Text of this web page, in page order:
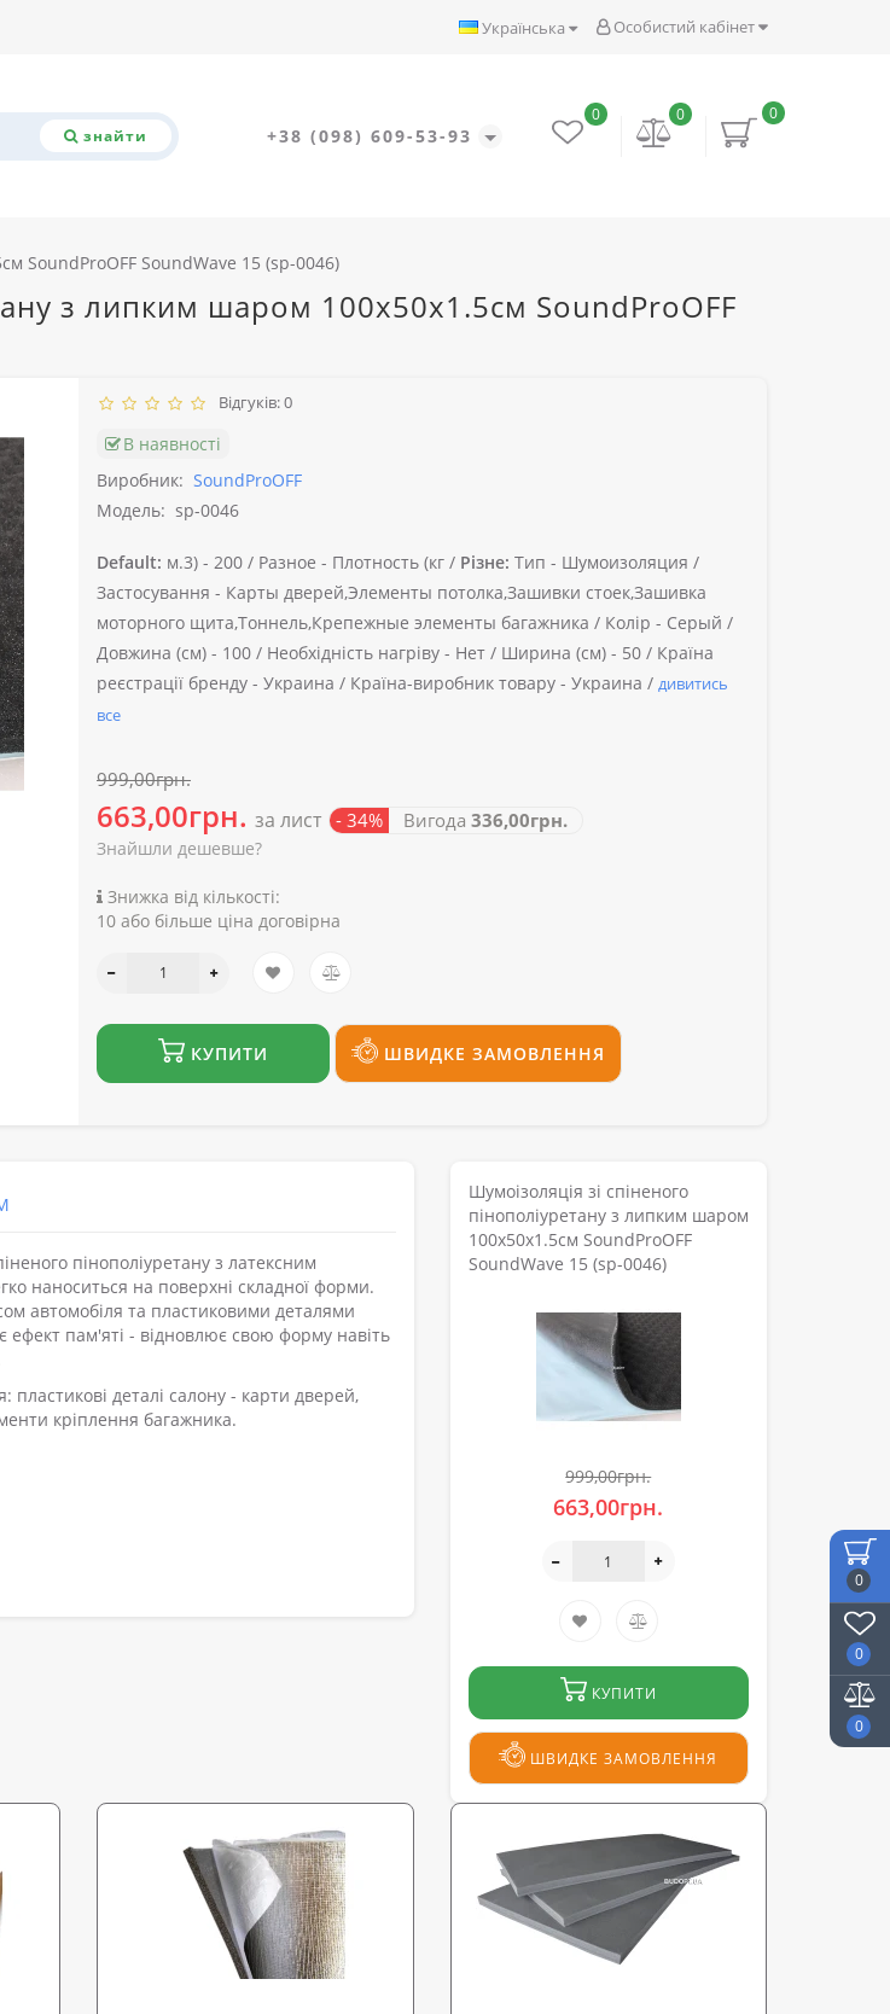
0
0
0
Особистий кабінет
Українська
знайти +38 (098) 609-53-93
0
0
0
SoundProOFF SoundWave 15 (sp-0046)
з липким шаром 100х50х1.5см SoundProOFF
Відгуків: 0
В наявності
Виробник: SoundProOFF
Модель: sp-0046
Default: м.3) - 200 / Разное - Плотность (кг / Різне: Тип - Шумоизоляция /
Застосування - Карты дверей,Элементы потолка,Зашивки стоек,Зашивка
моторного щита,Тоннель,Крепежные элементы багажника / Колір - Серый /
Довжина (см) - 100 / Необхідність нагріву - Нет / Ширина (см) - 50 / Країна
реєстрації бренду - Украина / Країна-виробник товару - Украина / дивитись
все
999,00грн.
663,00грн. за лист - 34% Вигода 336,00грн.
Знайшли дешевше?
Знижка від кількості:
10 або більше ціна договірна
КУПИТИ ШВИДКЕ ЗАМОВЛЕННЯ
пінополіуретану з латексним
наноситься на поверхні складної форми.
автомобіля та пластиковими деталями
ефект пам'яті - відновлює свою форму навіть
деталі салону - карти дверей,
кріплення багажника.
Шумоізоляція зі спіненого
пінополіуретану з липким шаром
100х50х1.5см SoundProOFF
SoundWave 15 (sp-0046)
999,00грн.
663,00грн.
КУПИТИ
ШВИДКЕ ЗАМОВЛЕННЯ